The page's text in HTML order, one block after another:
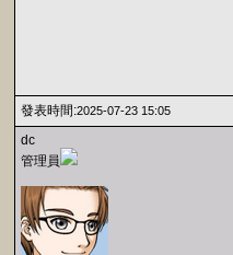
發表時間:2025-07-23 15:05
dc
管理員